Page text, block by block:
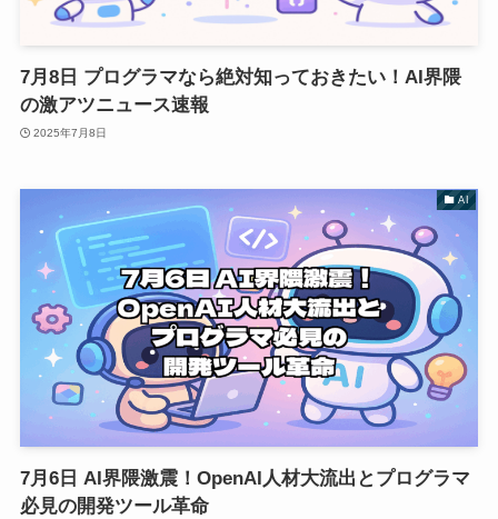
7月8日 プログラマなら絶対知っておきたい！AI界隈
の激アツニュース速報
2025年7月8日
AI
7月6日 AI界隈激震！OpenAI人材大流出とプログラマ
必見の開発ツール革命